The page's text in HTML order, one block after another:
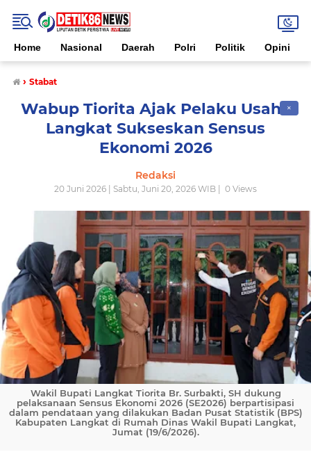
Home Nasional Daerah Polri Politik Opini
› Stabat
✕
Wabup Tiorita Ajak Pelaku Usaha
Langkat Sukseskan Sensus
Ekonomi 2026
Redaksi
20 Juni 2026 | Sabtu, Juni 20, 2026 WIB | 0 Views
Wakil Bupati Langkat Tiorita Br. Surbakti, SH dukung
pelaksanaan Sensus Ekonomi 2026 (SE2026) berpartisipasi
dalam pendataan yang dilakukan Badan Pusat Statistik (BPS)
Kabupaten Langkat di Rumah Dinas Wakil Bupati Langkat,
Jumat (19/6/2026).